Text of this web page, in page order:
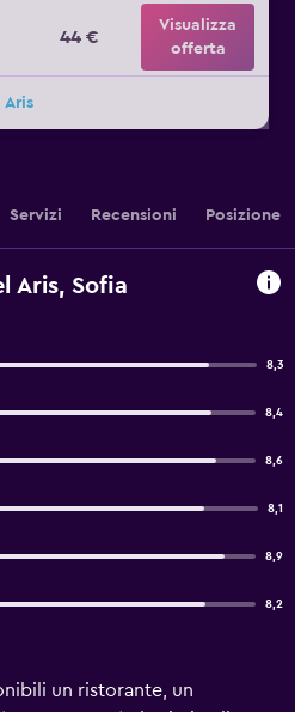
44 €
Visualizza
offerta
Servizi Recensioni Posizione
Aris, Sofia
8,3
8,4
8,6
8,1
8,9
8,2
un ristorante, un